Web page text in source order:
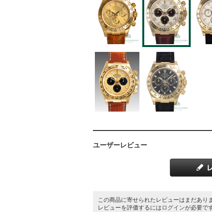
ユーザーレビュー
この商品に寄せられたレビューはまだあり
レビューを評価するには ログインが必要で